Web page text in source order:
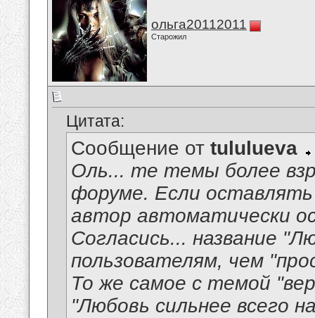
ольга20112011
Старожил
Цитата:
Сообщение от tululueva
Оль... те темы более
форуме. Если
автор автоматически
Согласись... название
пользователям, чем
То же самое с темой
"Любовь сильнее всего